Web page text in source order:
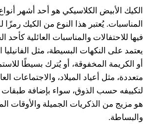
الكيك الأبيض الكلاسيكي هو أحد أشهر أنواع
المناسبات. يُعتبر هذا النوع من الكيك
فيها للاحتفالات والمناسبات العائلية
يعتمد على النكهات البسيطة، مثل
أو الكريمة المخفوقة، أو يُترك بسيطًا
متعددة، مثل أعياد الميلاد،
لتكييفه حسب الذوق، سواء بإضافة طبقات
هو مزيج من الذكريات الجميلة والأوقات
والبساطة.